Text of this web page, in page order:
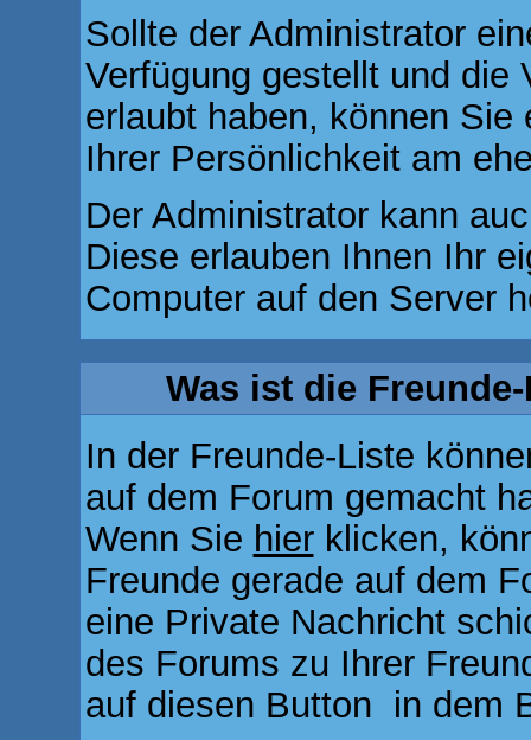
Sollte der Administrator
Verfügung gestellt und die
erlaubt haben, können
Ihrer Persönlichkeit am
Der Administrator kann
Diese erlauben Ihnen Ihr
Computer auf den Server
Was ist die
In der Freunde-Liste
auf dem Forum gemacht
Wenn Sie hierklicken,
Freunde gerade auf dem
eine Private Nachricht
des Forums zu Ihrer
auf diesen Button
in dem